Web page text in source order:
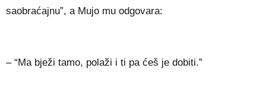
saobraćajnu”, a Mujo mu odgovara:
– “Ma bježi tamo, polaži i ti pa ćeš je dobiti.”